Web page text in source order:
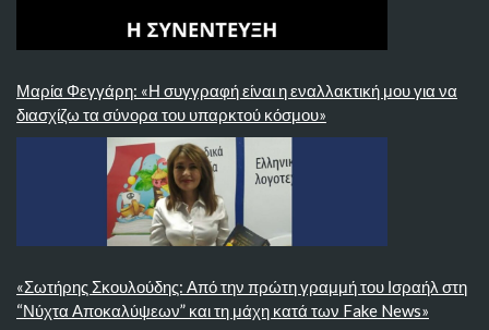
Μαρία Φεγγάρη: «Η συγγραφή είναι η εναλλακτική μου για να
διασχίζω τα σύνορα του υπαρκτού κόσμου»
«Σωτήρης Σκουλούδης: Από την πρώτη γραμμή του Ισραήλ στη
“Νύχτα Αποκαλύψεων” και τη μάχη κατά των Fake News»